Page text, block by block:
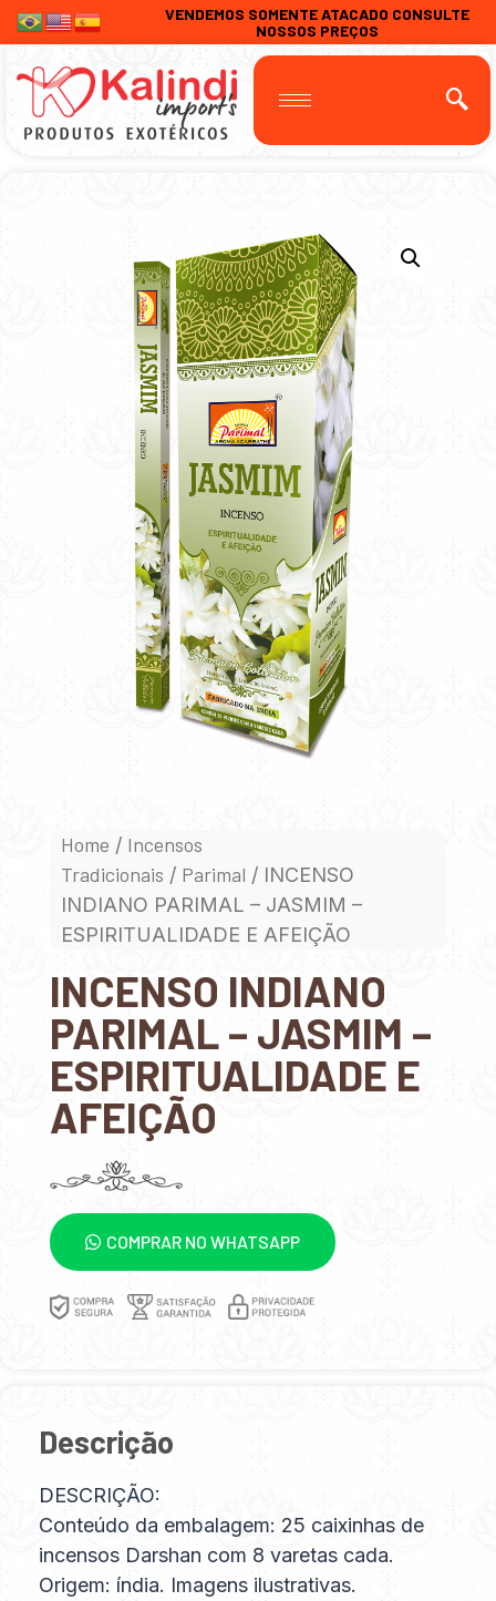
VENDEMOS SOMENTE ATACADO CONSULTE
NOSSOS PREÇOS
Home / Incensos
Tradicionais / Parimal / INCENSO
INDIANO PARIMAL – JASMIM –
ESPIRITUALIDADE E AFEIÇÃO
INCENSO INDIANO
PARIMAL – JASMIM –
ESPIRITUALIDADE E
AFEIÇÃO
COMPRAR NO WHATSAPP
Descrição
DESCRIÇÃO:
Conteúdo da embalagem: 25 caixinhas de
incensos Darshan com 8 varetas cada.
Origem: índia. Imagens ilustrativas.